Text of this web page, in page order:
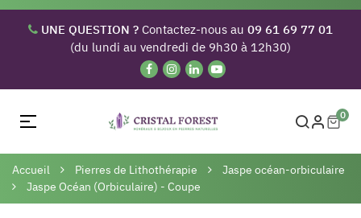
UNE QUESTION ? Contactez-nous au 09 61 69 77 01
(du lundi au vendredi de 9h30 à 12h30)
Basculer
navigation
☰ 0
Accueil Pierres de Lithothérapie
Jaspe océan-orbiculaire
Jaspe Océan (Orbiculaire) - Coupe